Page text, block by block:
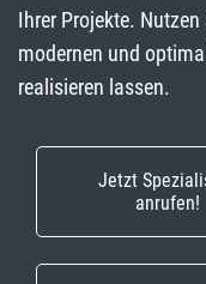
Ihrer Projekte.
modernen und
realisieren lassen.
Jetzt
anrufen!